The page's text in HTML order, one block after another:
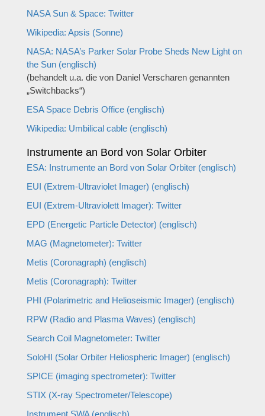
NASA Sun & Space: Twitter
Wikipedia: Apsis (Sonne)
NASA: NASA’s Parker Solar Probe Sheds New Light on
the Sun (englisch)
(behandelt u.a. die von Daniel Verscharen genannten
„Switchbacks“)
ESA Space Debris Office (englisch)
Wikipedia: Umbilical cable (englisch)
Instrumente an Bord von Solar Orbiter
ESA: Instrumente an Bord von Solar Orbiter (englisch)
EUI (Extrem-Ultraviolet Imager) (englisch)
EUI (Extrem-Ultraviolett Imager): Twitter
EPD (Energetic Particle Detector) (englisch)
MAG (Magnetometer): Twitter
Metis (Coronagraph) (englisch)
Metis (Coronagraph): Twitter
PHI (Polarimetric and Helioseismic Imager) (englisch)
RPW (Radio and Plasma Waves) (englisch)
Search Coil Magnetometer: Twitter
SoloHI (Solar Orbiter Heliospheric Imager) (englisch)
SPICE (imaging spectrometer): Twitter
STIX (X-ray Spectrometer/Telescope)
Instrument SWA (englisch)